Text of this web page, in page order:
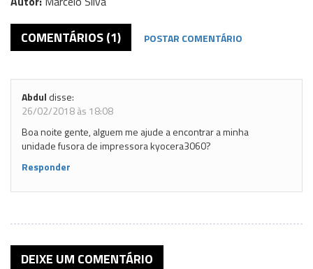
COMENTÁRIOS (1) POSTAR COMENTÁRIO
Abdul disse:
26/02/2018 às 18:08
Boa noite gente, alguem me ajude a encontrar a minha
unidade fusora de impressora kyocera3060?
Responder
DEIXE UM COMENTÁRIO